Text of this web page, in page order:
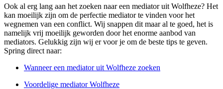
Ook al erg lang aan het zoeken naar een mediator uit Wolfheze? Het
kan moeilijk zijn om de perfectie mediator te vinden voor het
wegnemen van een conflict. Wij snappen dit maar al te goed, het is
namelijk vrij moeilijk geworden door het enorme aanbod van
mediators. Gelukkig zijn wij er voor je om de beste tips te geven.
Spring direct naar:
Wanneer een mediator uit Wolfheze zoeken
Voordelige mediator Wolfheze